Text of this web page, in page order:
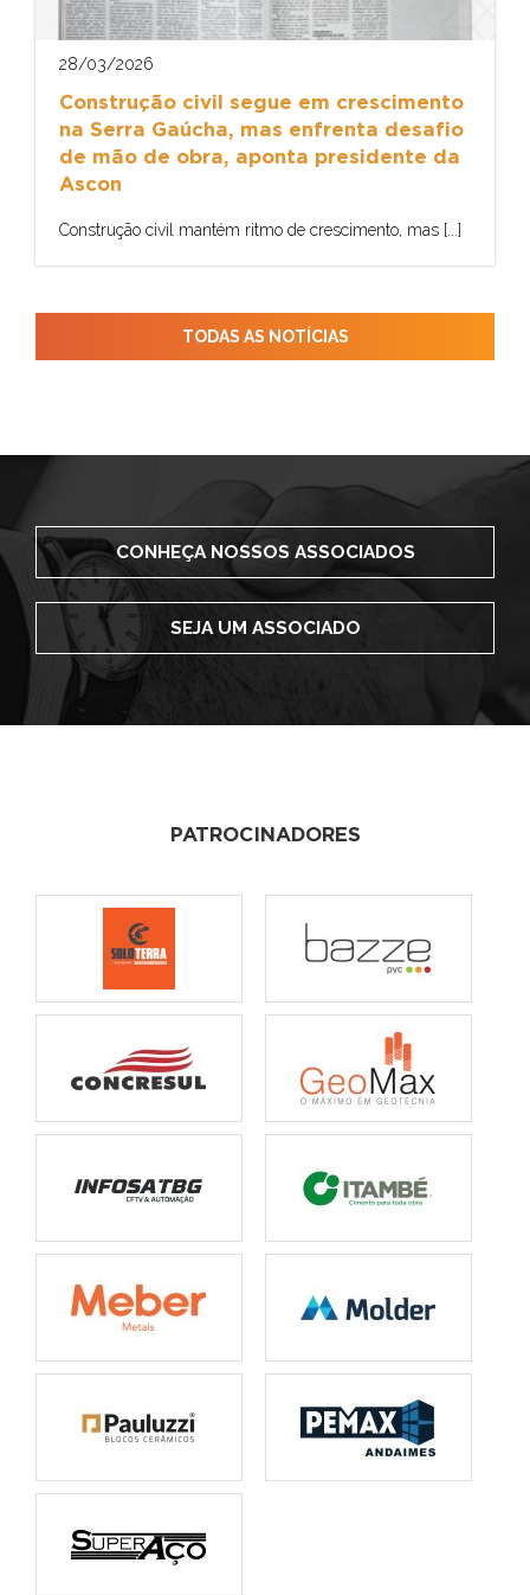
28/03/2026
Construção civil segue em crescimento
na Serra Gaúcha, mas enfrenta desafio
de mão de obra, aponta presidente da
Ascon
Construção civil mantém ritmo de crescimento, mas [...]
TODAS AS NOTÍCIAS
CONHEÇA NOSSOS ASSOCIADOS
SEJA UM ASSOCIADO
PATROCINADORES